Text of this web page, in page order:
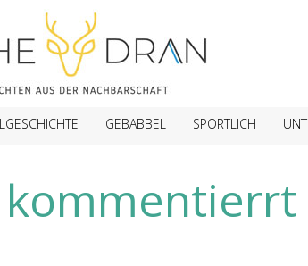
GEBABBEL SPORTLICH